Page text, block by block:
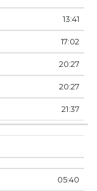
13:41
17:02
20:27
20:27
21:37
05:40